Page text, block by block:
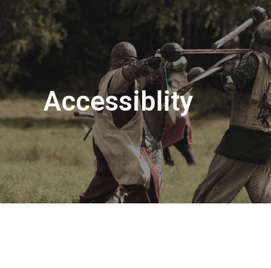
Skip to navigation
Accessiblity